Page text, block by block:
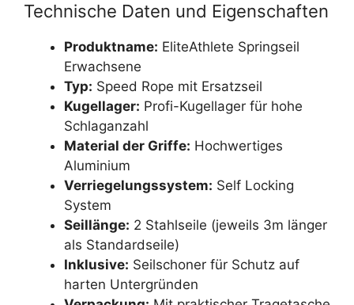
Technische Daten und Eigenschaften
Produktname: EliteAthlete Springseil
Erwachsene
Typ: Speed Rope mit Ersatzseil
Kugellager: Profi-Kugellager für hohe
Schlaganzahl
Material der Griffe: Hochwertiges
Aluminium
Verriegelungssystem: Self Locking
System
Seillänge: 2 Stahlseile (jeweils 3m länger
als Standardseile)
Inklusive: Seilschoner für Schutz auf
harten Untergründen